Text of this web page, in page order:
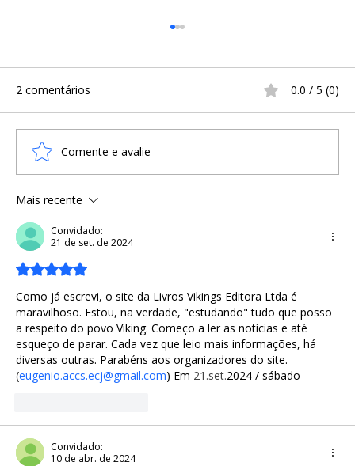
50cm foi descoberto na Suécia
2 comentários 0.0 / 5 (0)
Comente e avalie
Mais recente
Convidado:
21 de set. de 2024
Avaliado com 5 de 5 estrelas.
Como já escrevi, o site da Livros Vikings Editora Ltda é
maravilhoso. Estou, na verdade, "estudando" tudo que posso
a respeito do povo Viking. Começo a ler as notícias e até
esqueço de parar. Cada vez que leio mais informações, há
diversas outras. Parabéns aos organizadores do site.
(eugenio.accs.ecj@gmail.com) Em 21.set.2024 / sábado
Convidado:
10 de abr. de 2024